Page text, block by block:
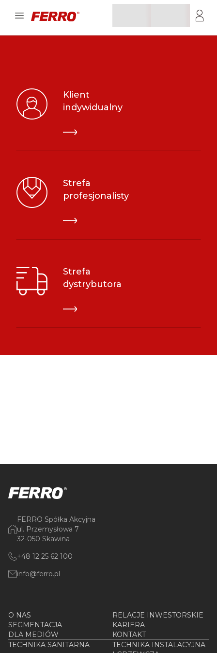
Klient
indywidualny
Strefa
profesjonalisty
Strefa
dystrybutora
FERRO Spółka Akcyjna
ul. Przemysłowa 7
32-050 Skawina
+48 12 25 62 100
info@ferro.pl
O NAS
RELACJE INWESTORSKIE
SEGMENTACJA
KARIERA
DLA MEDIÓW
KONTAKT
TECHNIKA SANITARNA
TECHNIKA INSTALACYJNA